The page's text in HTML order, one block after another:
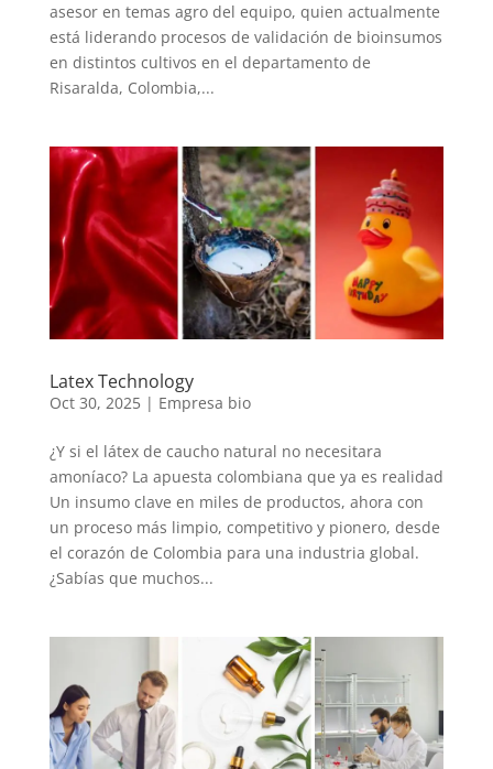
asesor en temas agro del equipo, quien actualmente
está liderando procesos de validación de bioinsumos
en distintos cultivos en el departamento de
Risaralda, Colombia,...
Latex Technology
Oct 30, 2025| Empresa bio
¿Y si el látex de caucho natural no necesitara
amoníaco? La apuesta colombiana que ya es realidad
Un insumo clave en miles de productos, ahora con
un proceso más limpio, competitivo y pionero, desde
el corazón de Colombia para una industria global.
¿Sabías que muchos...